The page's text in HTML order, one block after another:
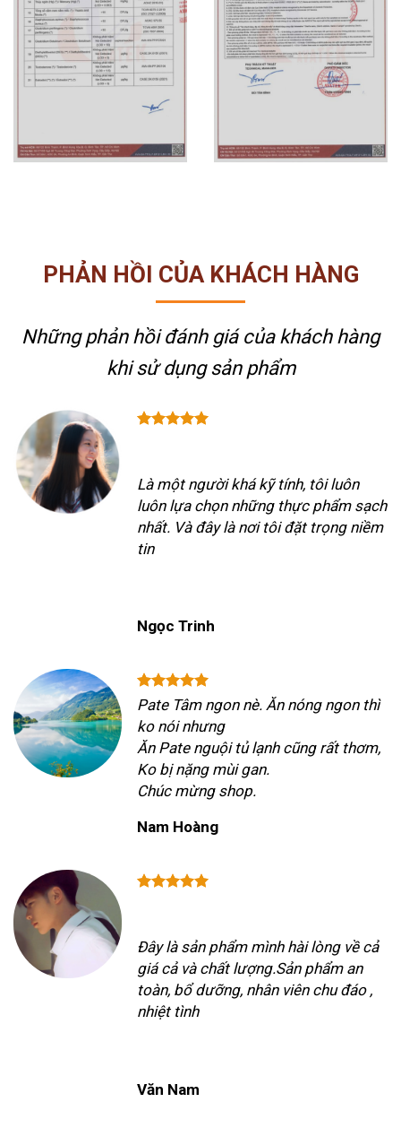
PHẢN HỒI CỦA KHÁCH HÀNG
Những phản hồi đánh giá của khách hàng
khi sử dụng sản phẩm
Là một người khá kỹ tính, tôi luôn
luôn lựa chọn những thực phẩm sạch
nhất. Và đây là nơi tôi đặt trọng niềm
tin
Ngọc Trinh
Pate Tâm ngon nè. Ăn nóng ngon thì
ko nói nhưng
Ăn Pate nguội tủ lạnh cũng rất thơm,
Ko bị nặng mùi gan.
Chúc mừng shop.
Nam Hoàng
Đây là sản phẩm mình hài lòng về cả
giá cả và chất lượng.Sản phẩm an
toàn, bổ dưỡng, nhân viên chu đáo ,
nhiệt tình
Văn Nam